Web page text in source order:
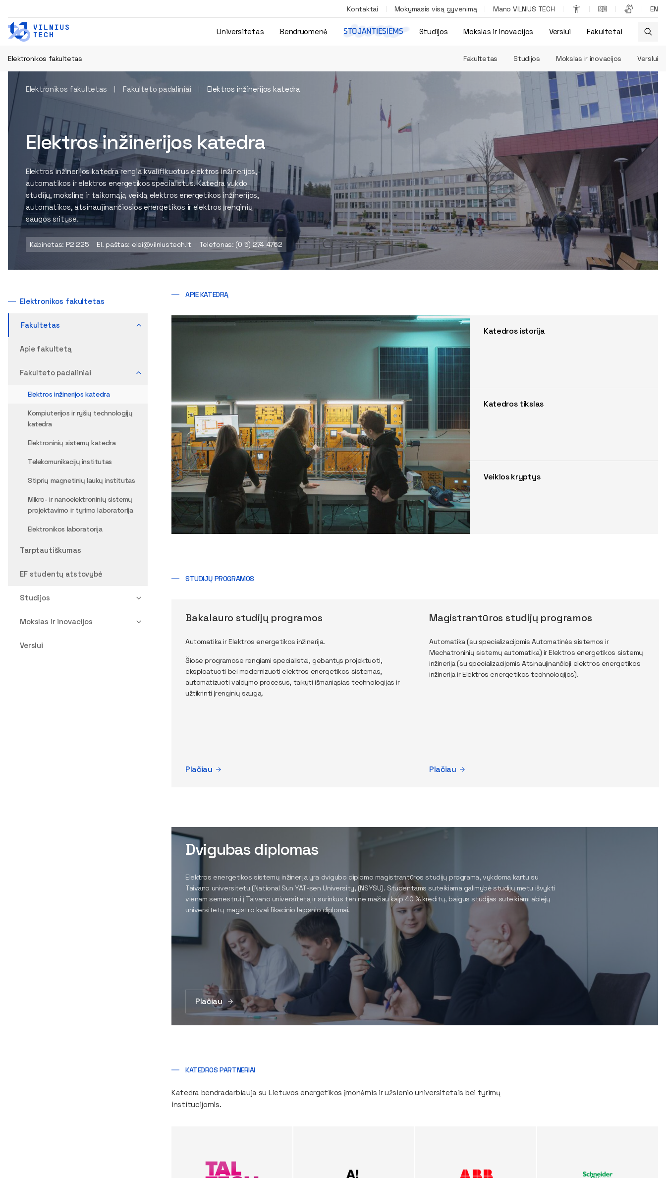
Kontaktai Mokymasis visą gyvenimą Mano VILNIUS TECH EN
Universitetas Bendruomenė STOJANTIESIEMS Studijos Mokslas ir inovacijos Verslui Fakultetai
Elektronikos fakultetas Fakultetas Studijos Mokslas ir inovacijos Verslui
Elektronikos fakultetas Fakulteto padaliniai Elektros inžinerijos katedra
Elektros inžinerijos katedra
Elektros inžinerijos katedra rengia kvalifikuotus elektros inžinerijos,
automatikos ir elektros energetikos specialistus. Katedra vykdo
studijų, mokslinę ir taikomąją veiklą elektros energetikos inžinerijos,
automatikos, atsinaujinančiosios energetikos ir elektros įrenginių
saugos srityse.
Kabinetas: P2 225 El. paštas: elei@vilniustech.lt Telefonas: (0 5) 274 4762
Elektronikos fakultetas
Fakultetas
Apie fakultetą
Fakulteto padaliniai
Elektros inžinerijos katedra
Kompiuterijos ir ryšių technologijų
katedra
Elektroninių sistemų katedra
Telekomunikacijų institutas
Stiprių magnetinių laukų institutas
Mikro- ir nanoelektroninių sistemų
projektavimo ir tyrimo laboratorija
Elektronikos laboratorija
Tarptautiškumas
EF studentų atstovybė
Studijos
Mokslas ir inovacijos
Verslui
APIE KATEDRĄ
Katedros istorija
Katedros tikslas
Veiklos kryptys
STUDIJŲ PROGRAMOS
Bakalauro studijų programos
Automatika ir Elektros energetikos inžinerija.
Šiose programose rengiami specialistai, gebantys projektuoti,
eksploatuoti bei modernizuoti elektros energetikos sistemas,
automatizuoti valdymo procesus, taikyti išmaniąsias technologijas ir
užtikrinti įrenginių saugą.
Plačiau
Magistrantūros studijų programos
Automatika (su specializacijomis Automatinės sistemos ir
Mechatroninių sistemų automatika) ir Elektros energetikos sistemų
inžinerija (su specializacijomis Atsinaujinančioji elektros energetikos
inžinerija ir Elektros energetikos technologijos).
Plačiau
Dvigubas diplomas
Elektros energetikos sistemų inžinerija yra dvigubo diplomo magistrantūros studijų programa, vykdoma kartu su
Taivano universitetu (National Sun YAT-sen University, (NSYSU). Studentams suteikiama galimybė studijų metu išvykti
vienam semestrui į Taivano universitetą ir surinkus ten ne mažiau kaip 40 % kreditų, baigus studijas suteikiami abiejų
universitetų magistro kvalifikacinio laipsnio diplomai.
Plačiau
KATEDROS PARTNERIAI
Katedra bendradarbiauja su Lietuvos energetikos įmonėmis ir užsienio universitetais bei tyrimų
institucijomis.